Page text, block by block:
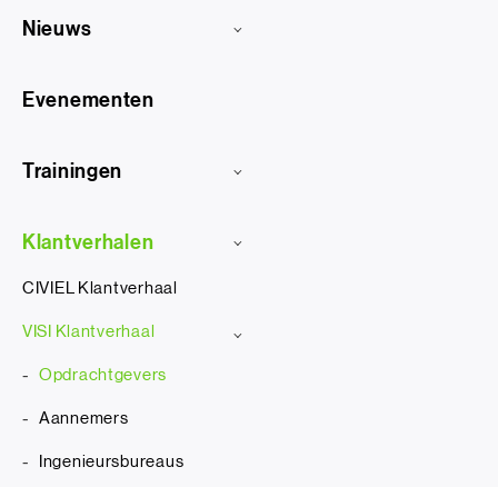
Nieuws
Evenementen
Trainingen
Klantverhalen
CIVIEL Klantverhaal
VISI Klantverhaal
Opdrachtgevers
Aannemers
Ingenieursbureaus